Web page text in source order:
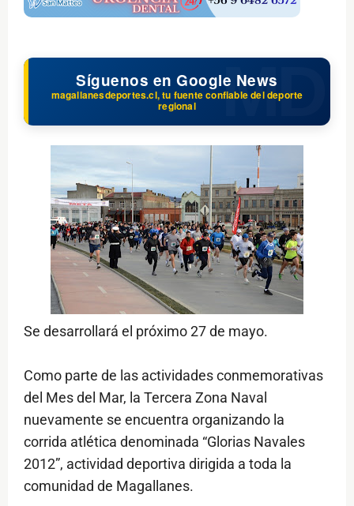
Síguenos en Google News
magallanesdeportes.cl, tu fuente confiable del deporte
regional
Se desarrollará el próximo 27 de mayo.
Como parte de las actividades conmemorativas
del Mes del Mar, la Tercera Zona Naval
nuevamente se encuentra organizando la
corrida atlética denominada “Glorias Navales
2012”, actividad deportiva dirigida a toda la
comunidad de Magallanes.